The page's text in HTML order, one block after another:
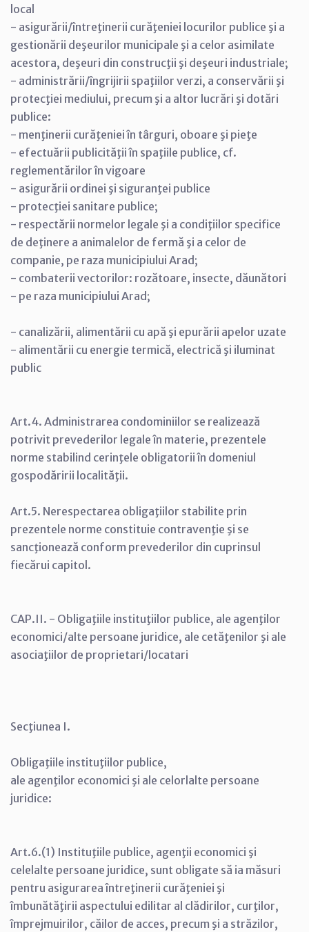
local
- asigurării/întreţinerii curăţeniei locurilor publice şi a
gestionării deşeurilor municipale şi a celor asimilate
acestora, deşeuri din construcţii şi deşeuri industriale;
- administrării/îngrijirii spaţiilor verzi, a conservării şi
protecţiei mediului, precum şi a altor lucrări şi dotări
publice:
- menţinerii curăţeniei în târguri, oboare şi pieţe
- efectuării publicităţii în spaţiile publice, cf.
reglementărilor în vigoare
- asigurării ordinei şi siguranţei publice
- protecţiei sanitare publice;
- respectării normelor legale şi a condiţiilor specifice
de deţinere a animalelor de fermă şi a celor de
companie, pe raza municipiului Arad;
- combaterii vectorilor: rozătoare, insecte, dăunători
- pe raza municipiului Arad;
- canalizării, alimentării cu apă şi epurării apelor uzate
- alimentării cu energie termică, electrică şi iluminat
public
Art.4. Administrarea condominiilor se realizează
potrivit prevederilor legale în materie, prezentele
norme stabilind cerinţele obligatorii în domeniul
gospodăririi localităţii.
Art.5. Nerespectarea obligaţiilor stabilite prin
prezentele norme constituie contravenţie şi se
sancţionează conform prevederilor din cuprinsul
fiecărui capitol.
CAP.II. - Obligaţiile instituţiilor publice, ale agenţilor
economici/alte persoane juridice, ale cetăţenilor şi ale
asociaţiilor de proprietari/locatari
Secţiunea I.
Obligaţiile instituţiilor publice,
ale agenţilor economici şi ale celorlalte persoane
juridice:
Art.6.(1) Instituţiile publice, agenţii economici şi
celelalte persoane juridice, sunt obligate să ia măsuri
pentru asigurarea întreţinerii curăţeniei şi
îmbunătăţirii aspectului edilitar al clădirilor, curţilor,
împrejmuirilor, căilor de acces, precum şi a străzilor,